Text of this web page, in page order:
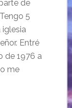
de
5
iglesia
Entré
de 1976 a
me